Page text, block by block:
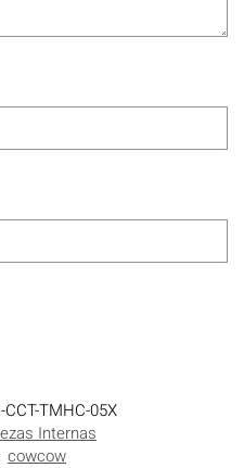
CCT-TMHC-05X
Internas
cowcow